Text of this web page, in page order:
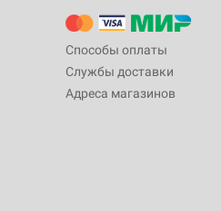
Способы оплаты
Службы доставки
Адреса магазинов